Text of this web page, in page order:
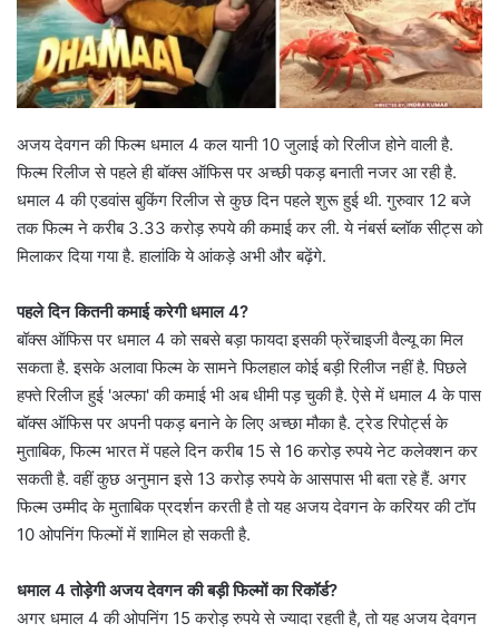
अजय देवगन की फिल्म धमाल 4 कल यानी 10 जुलाई को रिलीज होने वाली है.
फिल्म रिलीज से पहले ही बॉक्स ऑफिस पर अच्छी पकड़ बनाती नजर आ रही है.
धमाल 4 की एडवांस बुकिंग रिलीज से कुछ दिन पहले शुरू हुई थी. गुरुवार 12 बजे
तक फिल्म ने करीब 3.33 करोड़ रुपये की कमाई कर ली. ये नंबर्स ब्लॉक सीट्स को
मिलाकर दिया गया है. हालांकि ये आंकड़े अभी और बढ़ेंगे.
पहले दिन कितनी कमाई करेगी धमाल 4?
बॉक्स ऑफिस पर धमाल 4 को सबसे बड़ा फायदा इसकी फ्रेंचाइजी वैल्यू का मिल
सकता है. इसके अलावा फिल्म के सामने फिलहाल कोई बड़ी रिलीज नहीं है. पिछले
हफ्ते रिलीज हुई 'अल्फा' की कमाई भी अब धीमी पड़ चुकी है. ऐसे में धमाल 4 के पास
बॉक्स ऑफिस पर अपनी पकड़ बनाने के लिए अच्छा मौका है. ट्रेड रिपोर्ट्स के
मुताबिक, फिल्म भारत में पहले दिन करीब 15 से 16 करोड़ रुपये नेट कलेक्शन कर
सकती है. वहीं कुछ अनुमान इसे 13 करोड़ रुपये के आसपास भी बता रहे हैं. अगर
फिल्म उम्मीद के मुताबिक प्रदर्शन करती है तो यह अजय देवगन के करियर की टॉप
10 ओपनिंग फिल्मों में शामिल हो सकती है.
धमाल 4 तोड़ेगी अजय देवगन की बड़ी फिल्मों का रिकॉर्ड?
अगर धमाल 4 की ओपनिंग 15 करोड़ रुपये से ज्यादा रहती है, तो यह अजय देवगन